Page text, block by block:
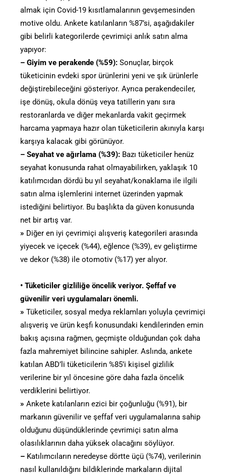
almak için Covid-19 kısıtlamalarının gevşemesinden
motive oldu. Ankete katılanların %87’si, aşağıdakiler
gibi belirli kategorilerde çevrimiçi anlık satın alma
yapıyor:
– Giyim ve perakende (%59): Sonuçlar, birçok
tüketicinin evdeki spor ürünlerini yeni ve şık ürünlerle
değiştirebileceğini gösteriyor. Ayrıca perakendeciler,
işe dönüş, okula dönüş veya tatillerin yanı sıra
restoranlarda ve diğer mekanlarda vakit geçirmek
harcama yapmaya hazır olan tüketicilerin akınıyla karşı
karşıya kalacak gibi görünüyor.
– Seyahat ve ağırlama (%39): Bazı tüketiciler henüz
seyahat konusunda rahat olmayabilirken, yaklaşık 10
katılımcıdan dördü bu yıl seyahat/konaklama ile ilgili
satın alma işlemlerini internet üzerinden yapmak
istediğini belirtiyor. Bu başlıkta da güven konusunda
net bir artış var.
» Diğer en iyi çevrimiçi alışveriş kategorileri arasında
yiyecek ve içecek (%44), eğlence (%39), ev geliştirme
ve dekor (%38) ile otomotiv (%17) yer alıyor.
• Tüketiciler gizliliğe öncelik veriyor. Şeffaf ve
güvenilir veri uygulamaları önemli.
» Tüketiciler, sosyal medya reklamları yoluyla çevrimiçi
alışveriş ve ürün keşfi konusundaki kendilerinden emin
bakış açısına rağmen, geçmişte olduğundan çok daha
fazla mahremiyet bilincine sahipler. Aslında, ankete
katılan ABD’li tüketicilerin %85’i kişisel gizlilik
verilerine bir yıl öncesine göre daha fazla öncelik
verdiklerini belirtiyor.
» Ankete katılanların ezici bir çoğunluğu (%91), bir
markanın güvenilir ve şeffaf veri uygulamalarına sahip
olduğunu düşündüklerinde çevrimiçi satın alma
olasılıklarının daha yüksek olacağını söylüyor.
– Katılımcıların neredeyse dörtte üçü (%74), verilerinin
nasıl kullanıldığını bildiklerinde markaların dijital